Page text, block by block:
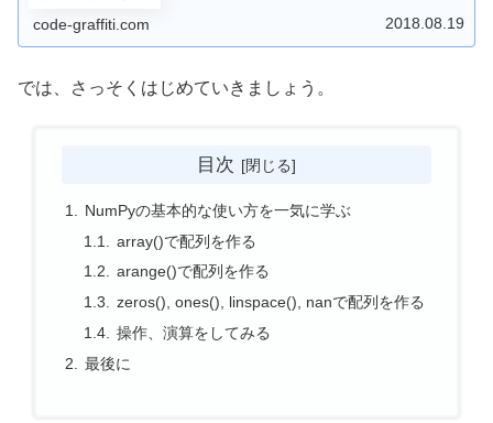
code-graffiti.com 2018.08.19
では、さっそくはじめていきましょう。
目次
NumPyの基本的な使い方を一気に学ぶ
array()で配列を作る
arange()で配列を作る
zeros(), ones(), linspace(), nanで配列を作る
操作、演算をしてみる
最後に